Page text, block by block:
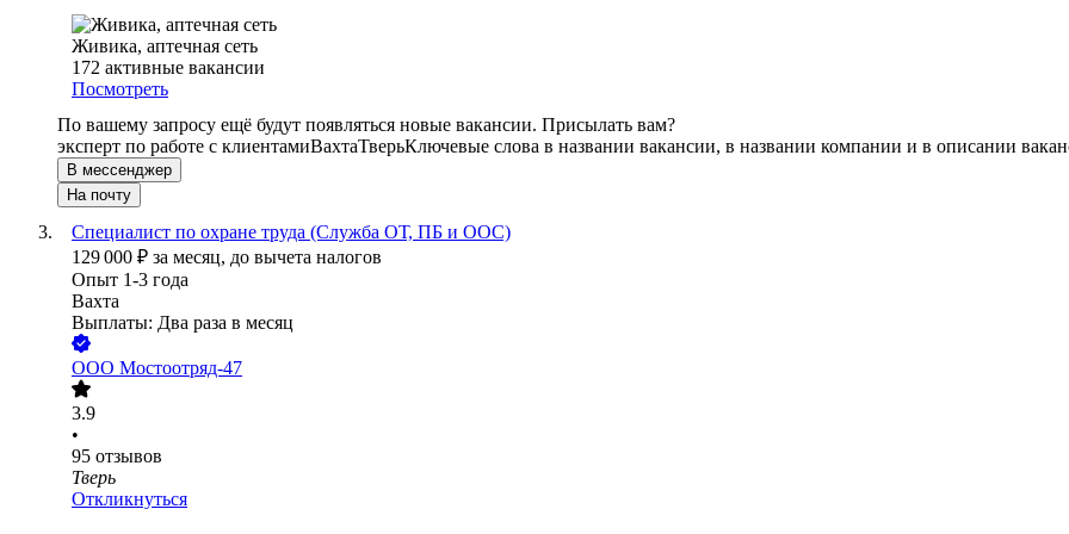
Живика, аптечная сеть
172 активные вакансии
Посмотреть
По вашему запросу ещё будут появляться новые вакансии. Присылать вам?
эксперт по работе с клиентамиВахтаТверьКлючевые слова в названии вакансии, в названии компании и в описании
В мессенджер
На почту
Специалист по охране труда (Служба ОТ, ПБ и ООС)
129 000 ₽ за месяц, до вычета налогов
Опыт 1-3 года
Вахта
Выплаты: Два раза в месяц
ООО Мостоотряд-47
3.9
•
95 отзывов
Тверь
Откликнуться